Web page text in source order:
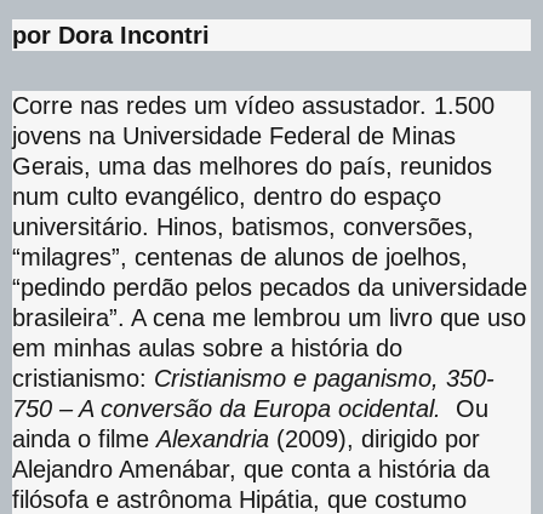
por Dora Incontri
Corre nas redes um vídeo assustador. 1.500
jovens na Universidade Federal de Minas
Gerais, uma das melhores do país, reunidos
num culto evangélico, dentro do espaço
universitário. Hinos, batismos, conversões,
“milagres”, centenas de alunos de joelhos,
“pedindo perdão pelos pecados da universidade
brasileira”. A cena me lembrou um livro que uso
em minhas aulas sobre a história do
cristianismo: Cristianismo e paganismo, 350-
750 – A conversão da Europa ocidental.
Ou
ainda o filmeAlexandria (2009), dirigido por
Alejandro Amenábar, que conta a história da
filósofa e astrônoma Hipátia, que costumo